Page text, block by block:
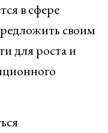
в сфере
своим
для роста и